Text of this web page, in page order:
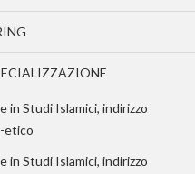
in Studi Islamici, indirizzo
etico
in Studi Islamici, indirizzo